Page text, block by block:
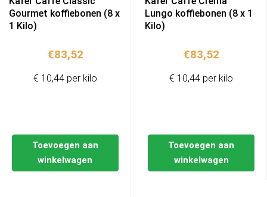
Gourmet koffiebonen (8 x
1 Kilo)
€83,52
Toevoegen aan
winkelwagen
€ 10,44 per kilo
Lungo koffiebonen (8 x 1
Kilo)
€83,52
Toevoegen aan
winkelwagen
€ 10,44 per kilo